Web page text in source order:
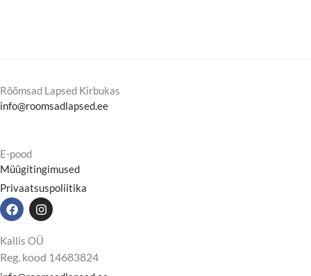
Rõõmsad Lapsed Kirbukas
info@roomsadlapsed.ee
E-pood
Müügitingimused
Privaatsuspoliitika
F
a
e
o
I
n
t
a
g
Kallis OÜ
Reg. kood 14683824